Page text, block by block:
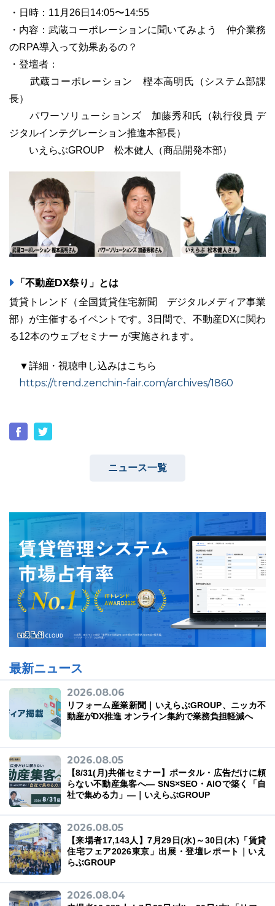
特長 サービス一覧 プラン
03-6689-1791
・日時：11月26日14:05〜14:55
・内容：武蔵コーポレーションに聞いてみよう 仲介業務
のRPA導入って効果あるの？
・登壇者：
武蔵コーポレーション 樫本高明氏（システム部課
長）
パワーソリューションズ 加藤秀和氏（執行役員 デ
ジタルインテグレーション推進本部長）
いえらぶGROUP 松木健人（商品開発本部）
「不動産DX祭り」とは
賃貸トレンド（全国賃貸住宅新聞 デジタルメディア事業
部）が主催するイベントです。3日間で、不動産DXに関わ
る12本のウェブセミナー が実施されます。
▼詳細・視聴申し込みはこちら
https://trend.zenchin-fair.com/archives/1860
ニュース一覧
最新ニュース
2026.08.06
リフォーム産業新聞｜いえらぶGROUP、ニッカ不
動産がDX推進 オンライン集約で業務負担軽減へ
2026.08.05
【8/31(月)共催セミナー】ポータル・広告だけに頼
らない不動産集客へ― SNS×SEO・AIOで築く「自
社で集める力」―｜いえらぶGROUP
2026.08.05
【来場者17,143人】7月29日(水)～30日(木)「賃貸
住宅フェア2026東京」出展・登壇レポート｜いえ
らぶGROUP
2026.08.04